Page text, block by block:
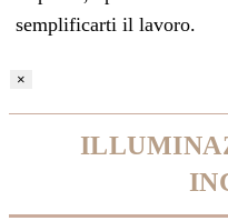
semplificarti il lavoro.
×